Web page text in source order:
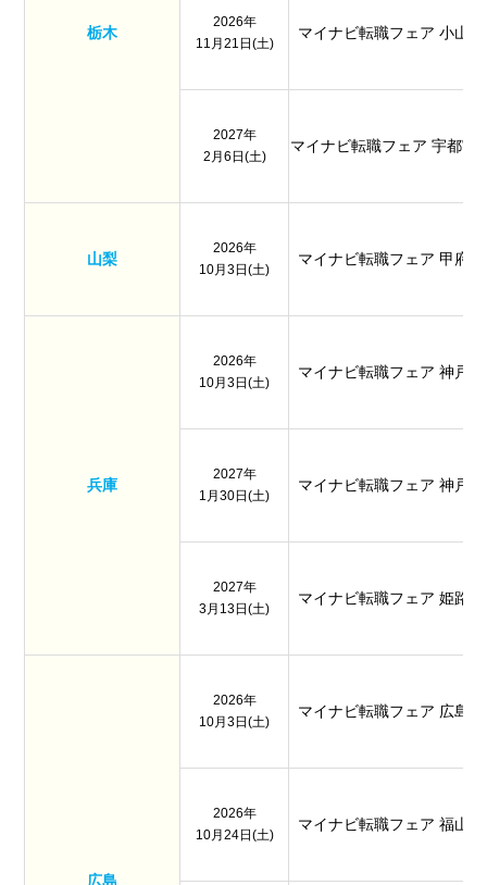
栃木
2026年
11月21日(土)
マイナビ転職フェア 小山
2027年
2月6日(土)
マイナビ転職フェア 宇都宮
山梨
2026年
10月3日(土)
マイナビ転職フェア 甲府
兵庫
2026年
10月3日(土)
マイナビ転職フェア 神戸
2027年
1月30日(土)
マイナビ転職フェア 神戸
2027年
3月13日(土)
マイナビ転職フェア 姫路
広島
2026年
10月3日(土)
マイナビ転職フェア 広島
2026年
10月24日(土)
マイナビ転職フェア 福山